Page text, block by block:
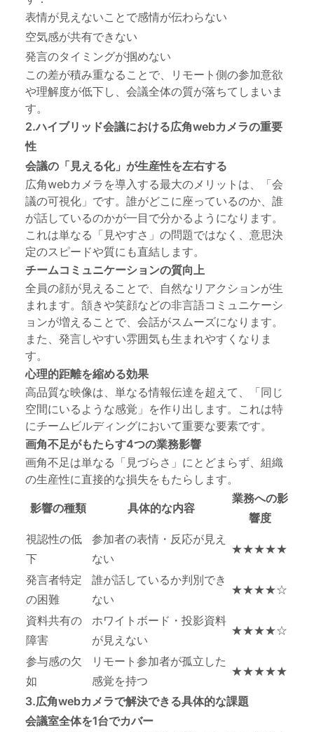
表情が見えないことで感情が伝わらない
空気感が共有できない
発言のタイミングが掴めない
この差が積み重なることで、リモート側の参加意欲
や理解度が低下し、会議全体の質が落ちてしまいま
す。
2.ハイブリッド会議における広角webカメラの重要
性
会議の「見える化」が生産性を左右する
広角webカメラを導入する最大のメリットは、「会
議の可視化」です。誰がどこに座っているのか、誰
が話しているのかが一目で分かるようになります。
これは単なる「見やすさ」の問題ではなく、意思決
定のスピードや質にも直結します。
チームコミュニケーションの質向上
全員の顔が見えることで、自然なリアクションが生
まれます。頷きや笑顔などの非言語コミュニケーシ
ョンが増えることで、会話がスムーズになります。
また、発言しやすい雰囲気も生まれやすくなりま
す。
心理的距離を縮める効果
高品質な映像は、単なる情報伝達を超えて、「同じ
空間にいるような感覚」を作り出します。これは特
にチームビルディングにおいて重要な要素です。
画角不足がもたらす4つの業務影響
画角不足は単なる「見づらさ」にとどまらず、組織
の生産性に直接的な損失をもたらします。
影響の種類 具体的な内容
業務への影
響度
視認性の低
下
参加者の表情・反応が見え
ない
★★★★★
発言者特定
の困難
誰が話しているか判別でき
ない
★★★★☆
資料共有の
障害
ホワイトボード・投影資料
が見えない
★★★★☆
参与感の欠
如
リモート参加者が孤立した
感覚を持つ
★★★★★
3.広角webカメラで解決できる具体的な課題
会議室全体を1台でカバー